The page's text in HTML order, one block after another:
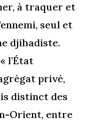
à traquer et
seul et
djihadiste.
l’État
privé,
distinct des
Orient, entre